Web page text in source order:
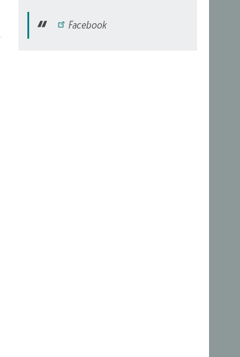
Facebook